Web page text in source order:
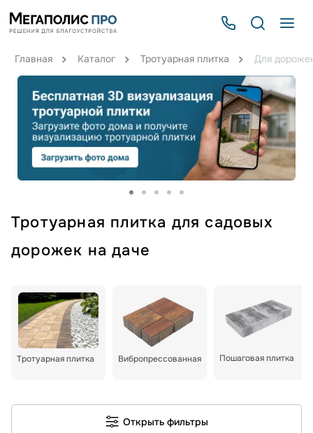
Главная Каталог Тротуарная плитка Для
Тротуарная плитка для садовых
дорожек на даче
Тротуарная плитка Вибропрессованная Пошаговая плитка
Открыть фильтры